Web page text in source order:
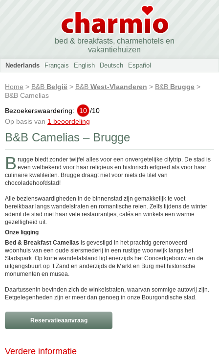
bed & breakfasts, charmehotels en
vakantiehuizen
Nederlands Français English Deutsch Español
Home > B&B België > B&B West-Vlaanderen > B&B Brugge >
B&B Camelias
Bezoekerswaardering:
10 /10
Op basis van 1 beoordeling
B&B Camelias – Brugge
B rugge biedt zonder twijfel alles voor een onvergetelijke citytrip. De stad is
even welbekend voor haar religieus en historisch erfgoed als voor haar
culinaire kwaliteiten. Brugge draagt niet voor niets de titel van
chocoladehoofdstad!
Alle bezienswaardigheden in de binnenstad zijn gemakkelijk te voet
bereikbaar langs wandelstraten en romantische reien. Zelfs tijdens de winter
ademt de stad met haar vele restaurantjes, cafés en winkels een warme
gezelligheid uit.
Onze ligging
Bed & Breakfast Camelias is gevestigd in het prachtig gerenoveerd
woonhuis van een oude siersmederij in een rustige woonwijk langs het
Stadspark. Op korte wandelafstand ligt enerzijds het Concertgebouw en de
uitgangsbuurt op ’t Zand en anderzijds de Markt en Burg met historische
monumenten en musea.
Daartussenin bevinden zich de winkelstraten, waarvan sommige autovrij zijn.
Eetgelegenheden zijn er meer dan genoeg in onze Bourgondische stad.
Reservatieaanvraag
Verdere informatie